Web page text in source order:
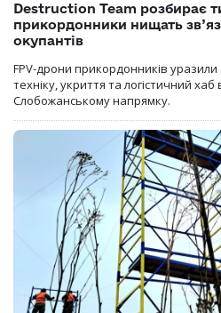
Destruction Team розбирає
прикордонники нищать
окупантів
FPV-дрони прикордонників уразили
техніку, укриття та логістичний
Слобожанському напрямку.